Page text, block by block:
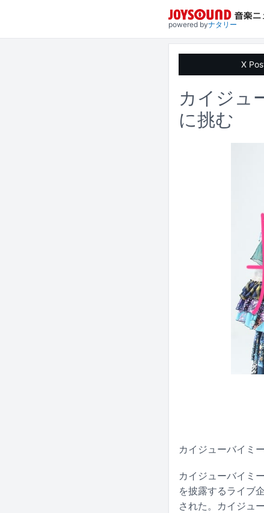
powered byナタリー
X
カイジュ
に挑む
カイジューバイミ
カイジューバイミ
を披露するライブ
された。カイジュ